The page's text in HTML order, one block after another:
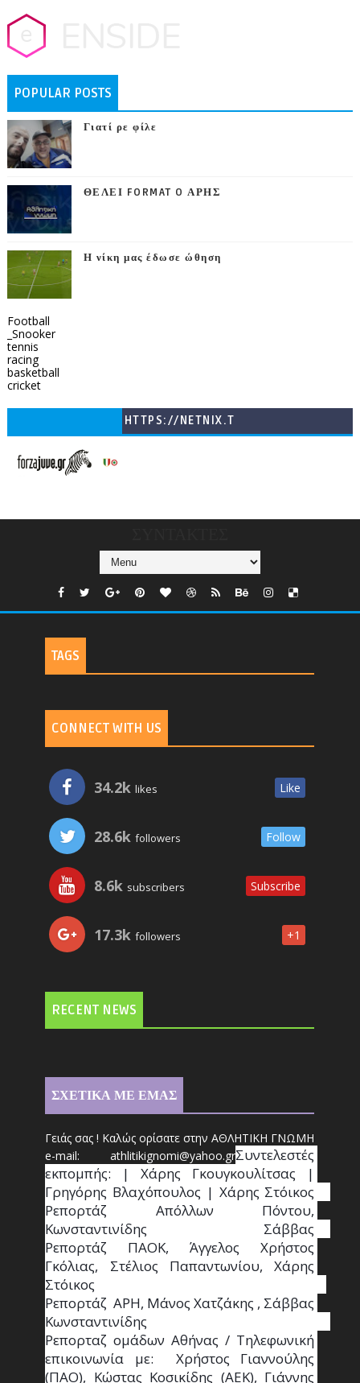
POPULAR POSTS
Γιατί ρε φίλε
ΘΕΛΕΙ FORMAT O ΑΡΗΣ
Η νίκη μας έδωσε ώθηση
Football
_Snooker
tennis
racing
basketball
cricket
HTTPS://NETNIX.T
TAGS
CONNECT WITH US
34.2k likes Like
28.6k followers Follow
8.6k subscribers Subscribe
17.3k followers +1
RECENT NEWS
ΣΧΕΤΙΚΑ ΜΕ ΕΜΑΣ
Γειάς σας ! Καλώς ορίσατε στην ΑΘΛΗΤΙΚΗ ΓΝΩΜΗ
e-mail: athlitikignomi@yahoo.grΣυντελεστές
εκπομπής: | Χάρης Γκουγκουλίτσας |
Γρηγόρης Βλαχόπουλος | Χάρης Στόικος
Ρεπορτάζ Απόλλων Πόντου,
Κωνσταντινίδης   Σάββας
Ρεπορτάζ ΠΑΟΚ, Άγγελος Χρήστος
Γκόλιας, Στέλιος Παπαντωνίου, Χάρης
Στόικος
Ρεπορτάζ  ΑΡΗ, Μάνος Χατζάκης , Σάββας
Κωνσταντινίδης
Ρεπορταζ ομάδων Αθήνας / Τηλεφωνική
επικοινωνία με:  Χρήστος Γιαννούλης
(ΠΑΟ), Κώστας Κοσικίδης (ΑΕΚ), Γιάννης